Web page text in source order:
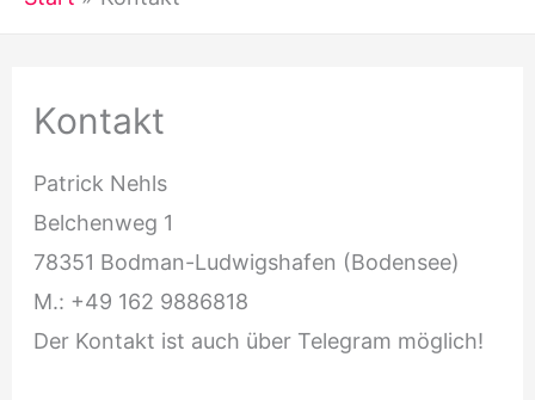
Kontakt
Patrick Nehls
Belchenweg 1
78351 Bodman-Ludwigshafen (Bodensee)
M.: +49 162 9886818
Der Kontakt ist auch über Telegram möglich!